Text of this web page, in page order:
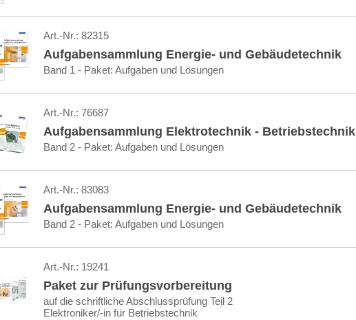
Art.-Nr.: 82315
Aufgabensammlung Energie- und Gebäudetechnik
Band 1 - Paket: Aufgaben und Lösungen
Art.-Nr.: 76687
Aufgabensammlung Elektrotechnik - Betriebstechnik
Band 2 - Paket: Aufgaben und Lösungen
Art.-Nr.: 83083
Aufgabensammlung Energie- und Gebäudetechnik
Band 2 - Paket: Aufgaben und Lösungen
Art.-Nr.: 19241
Paket zur Prüfungsvorbereitung
auf die schriftliche Abschlussprüfung Teil 2
Elektroniker/-in für Betriebstechnik